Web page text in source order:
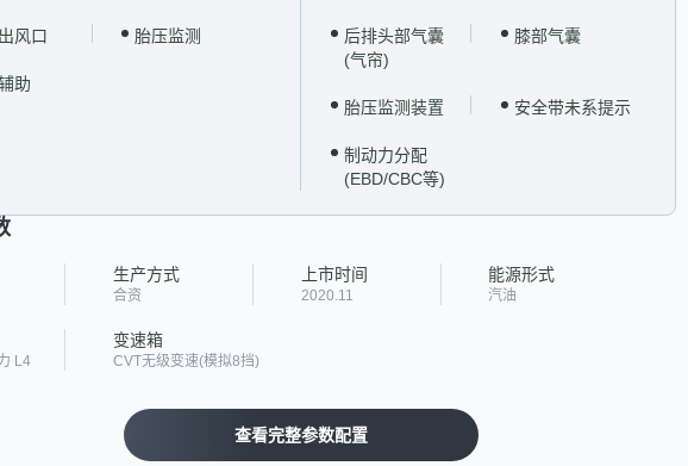
风口 胎压监测
助
后排头部气囊
(气帘)
膝部气囊
胎压监测装置 安全带未系提示
制动力分配
(EBD/CBC等)
生产方式
合资
上市时间
2020.11
能源形式
汽油
L4
变速箱
CVT无级变速(模拟8挡)
查看完整参数配置